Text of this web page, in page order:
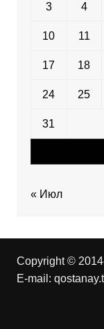
3 4
10 11
17 18
24 25
31
« Июл
Copyright ©
E-mail: